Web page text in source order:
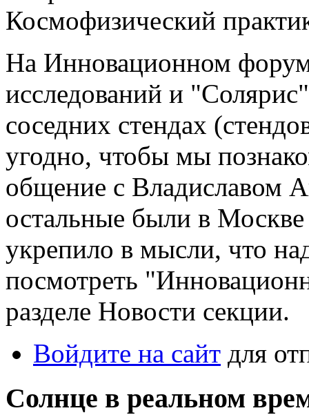
Космофизический
На Инновационном
исследований и
соседних стендах
угодно, чтобы мы
общение с Владиславом
остальные были в
укрепило в мысли, что
посмотреть
разделе Новости секции.
Войдите на сайт для
Солнце в реальном